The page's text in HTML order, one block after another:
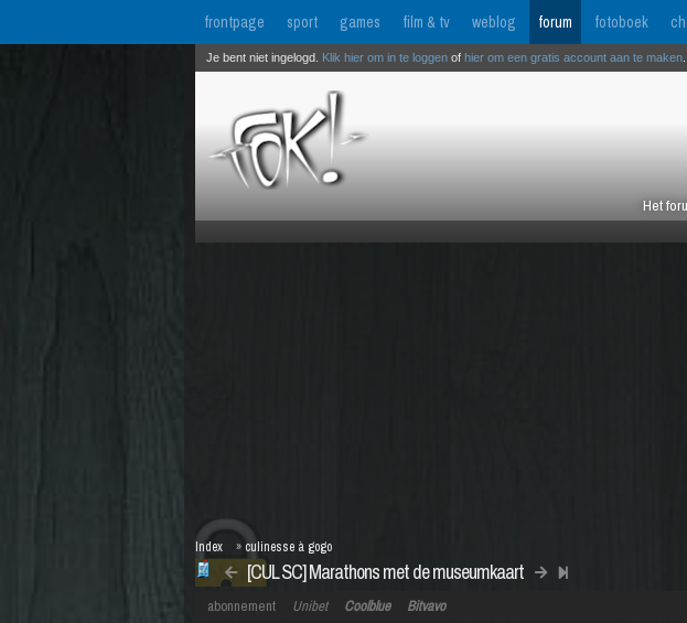
frontpage sport games film & tv weblog forum fotoboek
Het
Je bent niet ingelogd. Klik hier om in te loggen of hier om een gratis account aan te maken
[CUL SC] Marathons met de museumkaart
Index » culinesse à gogo
abonnement Unibet Coolblue Bitvavo